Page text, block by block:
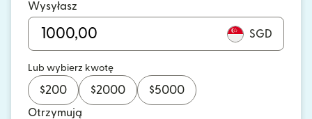
Wysyłasz
SGD
Lub wybierz kwotę
$200 $2000 $5000
Otrzymują